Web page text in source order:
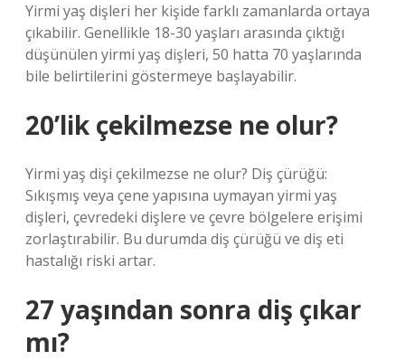
Yirmi yaş dişleri her kişide farklı zamanlarda ortaya
çıkabilir. Genellikle 18-30 yaşları arasında çıktığı
düşünülen yirmi yaş dişleri, 50 hatta 70 yaşlarında
bile belirtilerini göstermeye başlayabilir.
20’lik çekilmezse ne olur?
Yirmi yaş dişi çekilmezse ne olur? Diş çürüğü:
Sıkışmış veya çene yapısına uymayan yirmi yaş
dişleri, çevredeki dişlere ve çevre bölgelere erişimi
zorlaştırabilir. Bu durumda diş çürüğü ve diş eti
hastalığı riski artar.
27 yaşından sonra diş çıkar
mı?